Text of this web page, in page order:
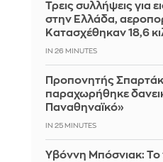
Τρεις συλλήψεις για
στην Ελλάδα,
Κατασχέθηκαν 18,6
IN 26 MINUTES
Προπονητής
παραχωρήθηκε
Παναθηναϊκό»
IN 25 MINUTES
Υβόννη Μπόσνιακ: Το